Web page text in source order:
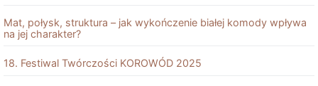
Mat, połysk, struktura – jak wykończenie białej komody wpływa
na jej charakter?
18. Festiwal Twórczości KOROWÓD 2025